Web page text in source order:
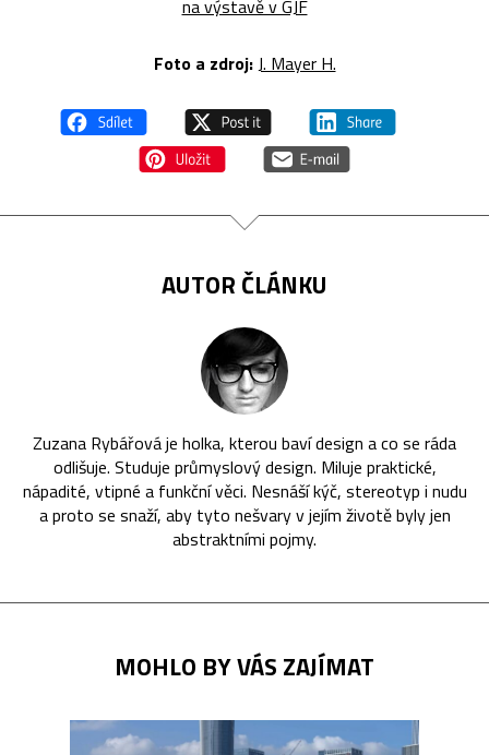
na výstavě v GJF
Foto a zdroj:J. Mayer H.
AUTOR ČLÁNKU
Zuzana Rybářová je holka, kterou baví design a co se ráda
odlišuje. Studuje průmyslový design. Miluje praktické,
nápadité, vtipné a funkční věci. Nesnáší kýč, stereotyp i nudu
a proto se snaží, aby tyto nešvary v jejím životě byly jen
abstraktními pojmy.
MOHLO BY VÁS ZAJÍMAT